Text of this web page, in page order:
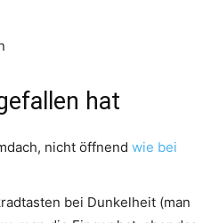
hat
nicht öffnend wie bei
bei Dunkelheit (man